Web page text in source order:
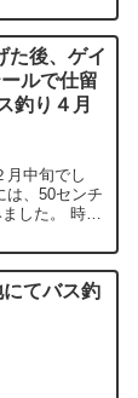
た後、ゲイ
ルで仕留
釣り４月
月中旬でし
は、50センチ
した。 時刻
てバス釣